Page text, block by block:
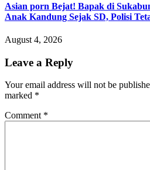
Asian porn Bejat! Bapak di
Anak Kandung Sejak SD, Polisi
August 4, 2026
Leave a Reply
Your email address will not be
marked *
Comment *